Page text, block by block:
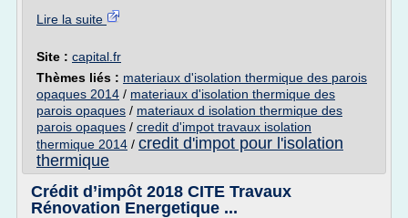
Lire la suite
Site : capital.fr
Thèmes liés : materiaux d'isolation thermique des parois
opaques 2014 / materiaux d'isolation thermique des
parois opaques / materiaux d isolation thermique des
parois opaques / credit d'impot travaux isolation
thermique 2014 / credit d'impot pour l'isolation
thermique
Crédit d’impôt 2018 CITE Travaux
Rénovation Energetique ...